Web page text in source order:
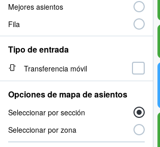
Mejores asientos
Fila
Tipo de entrada
Transferencia móvil
Opciones de mapa de asientos
Seleccionar por sección
Seleccionar por zona